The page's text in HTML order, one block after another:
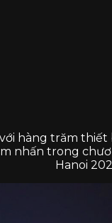
hàng trăm
nhấn trong
Hanoi